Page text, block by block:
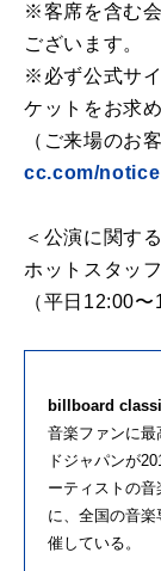
※客席を含む
ございます。
※必ず公式サ
ケットをお求
（ご来場のお
cc.com/notice
＜公演に関す
ホットスタッ
（平日12:00
billboard
音楽ファンに
ドジャパンが
ーティストの
に、全国の音
催している。